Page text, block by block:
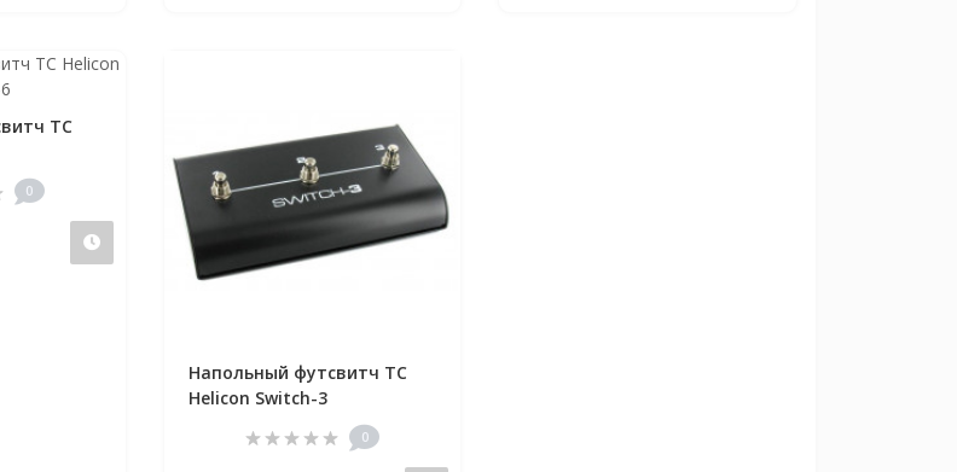
TC
0
Предзаказ
Напольный футсвитч TC
Helicon Switch-3
0